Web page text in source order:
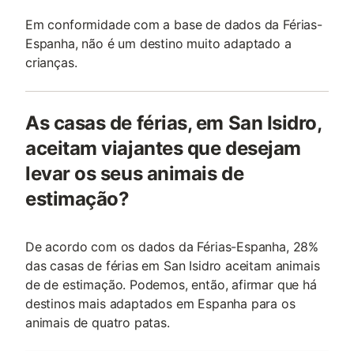
Em conformidade com a base de dados da Férias-
Espanha, não é um destino muito adaptado a
crianças.
As casas de férias, em San Isidro,
aceitam viajantes que desejam
levar os seus animais de
estimação?
De acordo com os dados da Férias-Espanha, 28%
das casas de férias em San Isidro aceitam animais
de de estimação. Podemos, então, afirmar que há
destinos mais adaptados em Espanha para os
animais de quatro patas.